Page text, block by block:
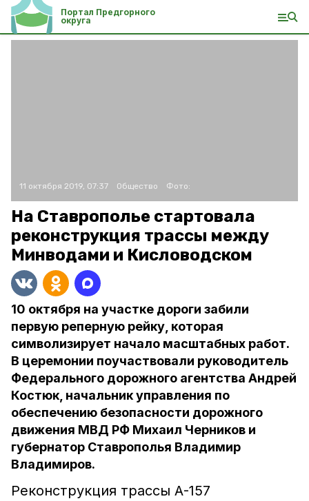
Портал Предгорного
округа
11 октября 2019, 07:37 Общество Фото:
На Ставрополье стартовала
реконструкция трассы между
Минводами и Кисловодском
10 октября на участке дороги забили
первую реперную рейку, которая
символизирует начало масштабных работ.
В церемонии поучаствовали руководитель
Федерального дорожного агентства Андрей
Костюк, начальник управления по
обеспечению безопасности дорожного
движения МВД РФ Михаил Черников и
губернатор Ставрополья Владимир
Владимиров.
Реконструкция трассы А-157